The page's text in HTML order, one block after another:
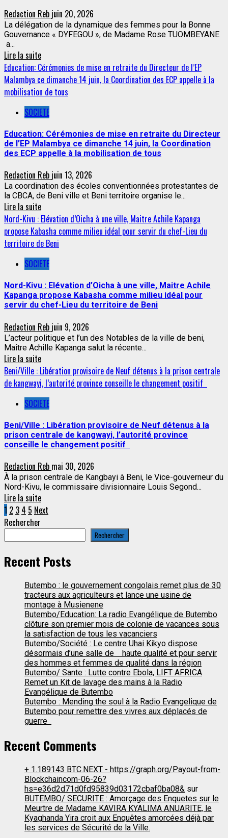
Redaction Reb juin 20, 2026
La délégation de la dynamique des femmes pour la Bonne
Gouvernance « DYFEGOU », de Madame Rose TUOMBEYANE
a...
Lire la suite
Education: Cérémonies de mise en retraite du Directeur de l’EP
Malambya ce dimanche 14 juin, la Coordination des ECP appelle à la
mobilisation de tous
SOCIETE
Education: Cérémonies de mise en retraite du Directeur
de l’EP Malambya ce dimanche 14 juin, la Coordination
des ECP appelle à la mobilisation de tous
Redaction Reb juin 13, 2026
La coordination des écoles conventionnées protestantes de
la CBCA, de Beni ville et Beni territoire organise le...
Lire la suite
Nord-Kivu : Elévation d’Oicha à une ville, Maitre Achile Kapanga
propose Kabasha comme milieu idéal pour servir du chef-Lieu du
territoire de Beni
SOCIETE
Nord-Kivu : Elévation d’Oicha à une ville, Maitre Achile
Kapanga propose Kabasha comme milieu idéal pour
servir du chef-Lieu du territoire de Beni
Redaction Reb juin 9, 2026
L’acteur politique et l’un des Notables de la ville de beni,
Maître Achille Kapanga salut la récente...
Lire la suite
Beni/Ville : Libération provisoire de Neuf détenus à la prison centrale
de kangwayi, l’autorité province conseille le changement positif
SOCIETE
Beni/Ville : Libération provisoire de Neuf détenus à la
prison centrale de kangwayi, l’autorité province
conseille le changement positif
Redaction Reb mai 30, 2026
À la prison centrale de Kangbayi à Beni, le Vice-gouverneur du
Nord-Kivu, le commissaire divisionnaire Louis Segond...
Lire la suite
Pagination
des
1 2 3 4 5 Next
Rechercher
Rechercher
Recent Posts
Butembo : le gouvernement congolais remet plus de 30
tracteurs aux agriculteurs et lance une usine de
montage à Musienene
Butembo/Education: La radio Evangélique de Butembo
clôture son premier mois de colonie de vacances sous
la satisfaction de tous les vacanciers
Butembo/Société : Le centre Uhai Kikyo dispose
désormais d’une salle de haute qualité et pour servir
des hommes et femmes de qualité dans la région
Butembo/ Sante : Lutte contre Ebola, LIFT AFRICA
Remet un Kit de lavage des mains à la Radio
Evangélique de Butembo
Butembo : Mending the soul à la Radio Evangelique de
Butembo pour remettre des vivres aux déplacés de
guerre
Recent Comments
+ 1.189143 BTC.NEXT - https://graph.org/Payout-from-
Blockchaincom-06-26?
hs=e36d2d71d0fd95839d03172cbaf0ba08& sur
BUTEMBO/ SECURITE : Amorçage des Enquetes sur le
Meurtre de Madame KAVIRA KYALIMA ANUARITE, le
Kyaghanda Yira croit aux Enquêtes amorcées déjà par
les services de Sécurité de la Ville.